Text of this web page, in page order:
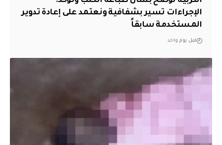
الإجراءات تسير بشفافية ونعتمد على إعادة تدوير
المستخدمة سابقاً
قبل يوم واحد